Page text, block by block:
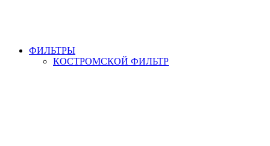
ФИЛЬТРЫ
КОСТРОМСКОЙ ФИЛЬТР